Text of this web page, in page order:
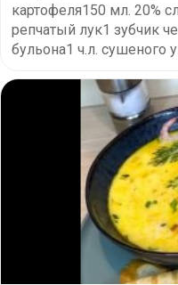
картофеля150 мл. 20%
репчатый лук1 зубчик
бульона1 ч.л. сушеного